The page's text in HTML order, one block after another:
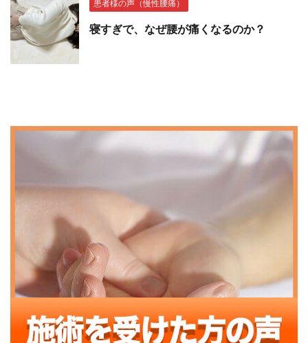
患者様の声（慢性腰痛）
寝すぎで、なぜ腰が痛くなるのか？